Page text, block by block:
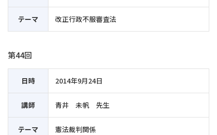
テーマ 改正行政不服審査法
第44回
日時 2014年9月24日
講師 青井 未帆 先生
テーマ 憲法裁判関係